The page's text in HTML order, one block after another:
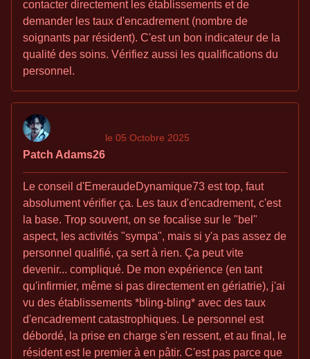
contacter directement les établissements et de
demander les taux d'encadrement (nombre de
soignants par résident). C'est un bon indicateur de la
qualité des soins. Vérifiez aussi les qualifications du
personnel.
Patch Adams26
le 05 Octobre 2025
Le conseil d'EmeraudeDynamique73 est top, faut
absolument vérifier ça. Les taux d'encadrement, c'est
la base. Trop souvent, on se focalise sur le "bel"
aspect, les activités "sympa", mais si y'a pas assez de
personnel qualifié, ça sert à rien. Ça peut vite
devenir... compliqué. De mon expérience (en tant
qu'infirmier, même si pas directement en gériatrie), j'ai
vu des établissements *bling-bling* avec des taux
d'encadrement catastrophiques. Le personnel est
débordé, la prise en charge s'en ressent, et au final, le
résident est le premier à en pâtir. C'est pas parce que